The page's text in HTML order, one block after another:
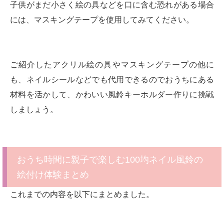
子供がまだ小さく絵の具などを口に含む恐れがある場合
には、マスキングテープを使用してみてください。
ご紹介したアクリル絵の具やマスキングテープの他に
も、ネイルシールなどでも代用できるのでおうちにある
材料を活かして、かわいい風鈴キーホルダー作りに挑戦
しましょう。
おうち時間に親子で楽しむ100均ネイル風鈴の
絵付け体験まとめ
これまでの内容を以下にまとめました。